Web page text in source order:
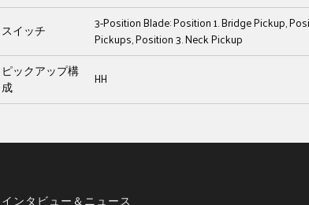
スイッチ
3-Position Blade: Position 1. Bridge Pickup,
Pickups, Position 3. Neck Pickup
ピックアップ構
成
HH
インタビュー＆ニュース